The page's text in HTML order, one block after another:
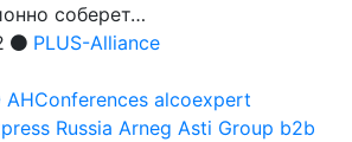
соберет…
PLUS-Alliance
AHConferences alcoexpert
Russia Arneg Asti Group b2b